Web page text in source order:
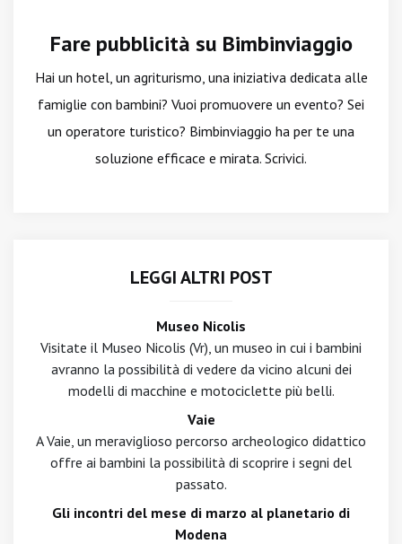
Fare pubblicità su Bimbinviaggio
Hai un hotel, un agriturismo, una iniziativa dedicata alle
famiglie con bambini? Vuoi promuovere un evento? Sei
un operatore turistico? Bimbinviaggio ha per te una
soluzione efficace e mirata. Scrivici.
LEGGI ALTRI POST
Museo Nicolis
Visitate il Museo Nicolis (Vr), un museo in cui i bambini
avranno la possibilità di vedere da vicino alcuni dei
modelli di macchine e motociclette più belli.
Vaie
A Vaie, un meraviglioso percorso archeologico didattico
offre ai bambini la possibilità di scoprire i segni del
passato.
Gli incontri del mese di marzo al planetario di
Modena